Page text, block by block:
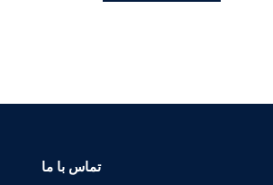
تماس با ما